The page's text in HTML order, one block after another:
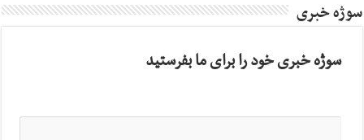
سوژه خبری
سوژه خبری خود را برای ما بفرستید